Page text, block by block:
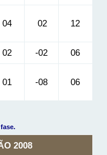
04 02 12
02 -02 06
01 -08 06
2008